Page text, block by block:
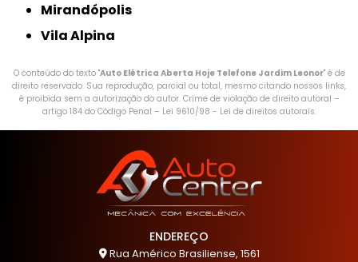
Mirandópolis
Vila Alpina
O conteúdo do texto "Auto Elétrica Aberta Hoje Telefone Jardim Leonor" é de
direito reservado. Sua reprodução, parcial ou total, mesmo citando nossos links,
é proibida sem a autorização do autor. Crime de violação de direito autoral –
artigo 184 do Código Penal – Lei 9610/98 - Lei de direitos autorais.
ENDEREÇO
Rua Américo Brasiliense, 1561